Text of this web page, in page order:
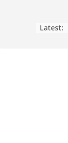
Latest: